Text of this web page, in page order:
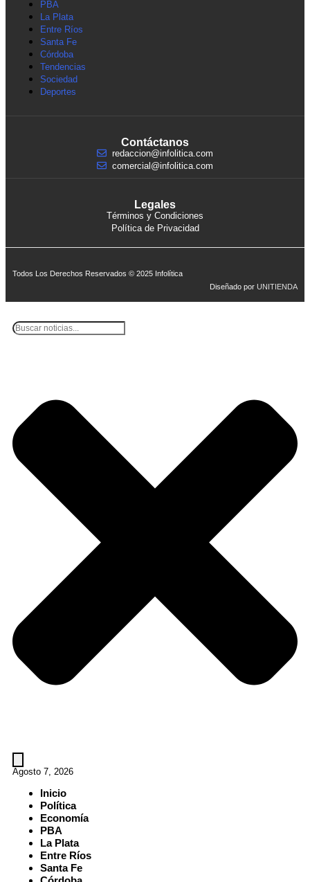
PBA
La Plata
Entre Ríos
Santa Fe
Córdoba
Tendencias
Sociedad
Deportes
Contáctanos
redaccion@infolitica.com
comercial@infolitica.com
Legales
Términos y Condiciones
Política de Privacidad
Todos Los Derechos Reservados © 2025 Infolítica
Diseñado por UNITIENDA
Agosto 7, 2026
Inicio
Política
Economía
PBA
La Plata
Entre Ríos
Santa Fe